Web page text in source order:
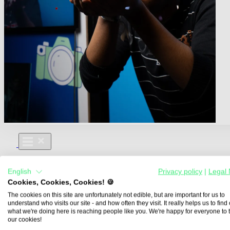
Aus- und Weiterbildungen
Für Lehre & Ausbildung
Media For You
Über Uns
English Privacy policy
Legal
Cookies, Cookies, Cookies! 🍪
The cookies on this site are unfortunately not edible, but are important for us to
understand who visits our site - and how often they visit. It really helps us to find
what we're doing here is reaching people like you. We're happy for everyone to
our cookies!